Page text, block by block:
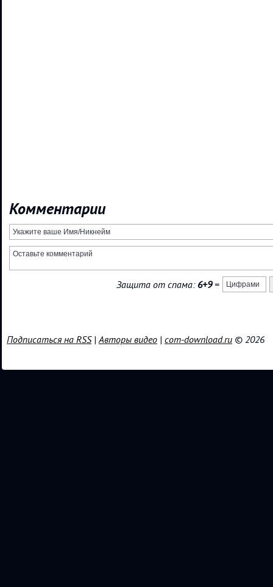
Комментарии
Защита от спама: 6+9=
Подписаться на RSS|Авторы видео | com-download.ru © 2026